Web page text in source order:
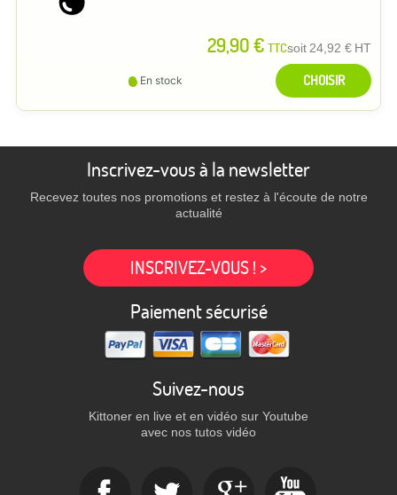
29,90 € TTCsoit 24,92 € HT
En stock CHOISIR
Inscrivez-vous à la newsletter
Recevez toutes nos promotions et restez à l'écoute de notre
actualité
INSCRIVEZ-VOUS ! >
Paiement sécurisé
Suivez-nous
Kittoner en live et en vidéo sur Youtube
avec nos tutos vidéo